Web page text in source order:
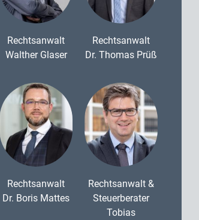
Rechtsanwalt
Walther Glaser
Rechtsanwalt
Dr. Thomas Prüß
Rechtsanwalt
Dr. Boris Mattes
Rechtsanwalt &
Steuerberater
Tobias